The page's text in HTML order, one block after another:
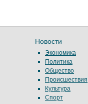
Новости
Экономика
Политика
Общество
Происшествия
Культура
Спорт